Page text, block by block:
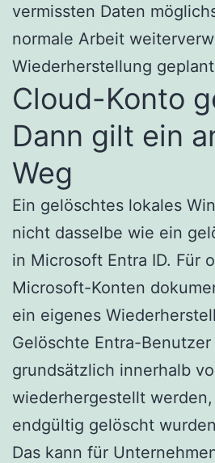
vermissten Daten
normale Arbeit
Wiederherstellung
Cloud-Konto
Dann gilt ein
Weg
Ein gelöschtes lokales
nicht dasselbe wie ein
in Microsoft Entra ID. Für
Microsoft-Konten
ein eigenes
Gelöschte Entra-
grundsätzlich innerhalb
wiederhergestellt
endgültig gelöscht
Das kann für